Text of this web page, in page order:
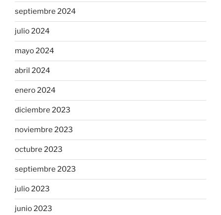
septiembre 2024
julio 2024
mayo 2024
abril 2024
enero 2024
diciembre 2023
noviembre 2023
octubre 2023
septiembre 2023
julio 2023
junio 2023